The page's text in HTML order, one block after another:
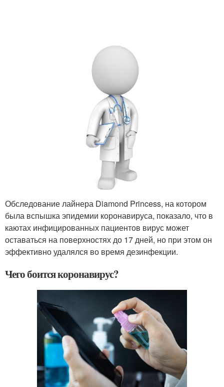
Обследование лайнера Diamond Princess, на котором
была вспышка эпидемии коронавируса, показало, что в
каютах инфицированных пациентов вирус может
оставаться на поверхностях до 17 дней, но при этом он
эффективно удалялся во время дезинфекции.
Чего боится коронавирус?